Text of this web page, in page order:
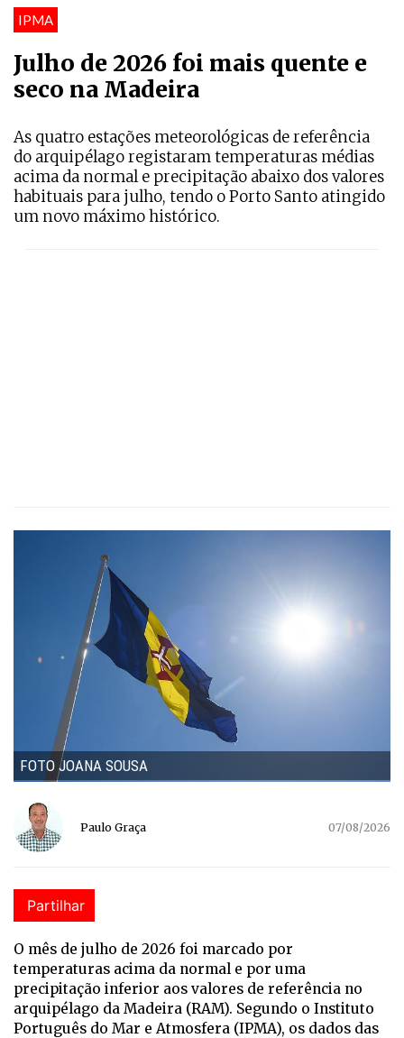
IPMA
Julho de 2026 foi mais quente e
seco na Madeira
As quatro estações meteorológicas de referência
do arquipélago registaram temperaturas médias
acima da normal e precipitação abaixo dos valores
habituais para julho, tendo o Porto Santo atingido
um novo máximo histórico.
FOTO JOANA SOUSA
Paulo Graça 07/08/2026
Partilhar
O mês de julho de 2026 foi marcado por
temperaturas acima da normal e por uma
precipitação inferior aos valores de referência no
arquipélago da Madeira (RAM). Segundo o Instituto
Português do Mar e Atmosfera (IPMA), os dados das